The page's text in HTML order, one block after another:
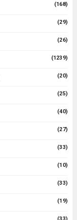
(168)
(29)
(26)
(1239)
(20)
(25)
(40)
(27)
(33)
(10)
(33)
(19)
(33)